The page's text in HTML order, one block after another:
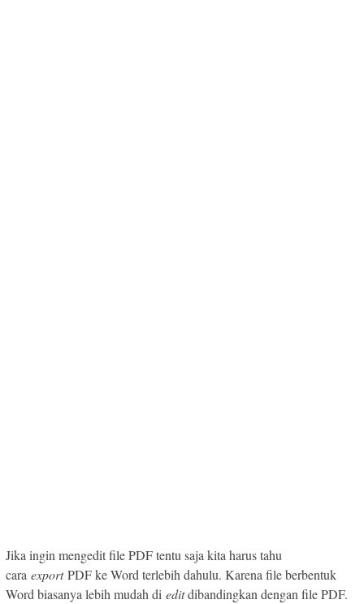
Jika ingin mengedit file PDF tentu saja kita harus tahu
cara exportPDF ke Word terlebih dahulu. Karena file berbentuk
Word biasanya lebih mudah di editdibandingkan dengan file PDF.